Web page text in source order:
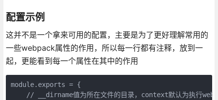
配置示例
这并不是一个拿来可用的配置，主要是为了更好理解常用的
一些webpack属性的作用，所以每一行都有注释，放到一
起，更能看到每一个属性在其中的作用
module.exports = {
// __dirname值为所在文件的目录，context默认为执行